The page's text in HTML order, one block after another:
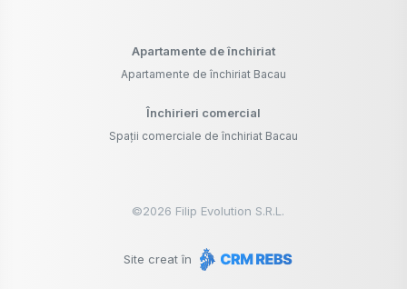
Apartamente de închiriat
Apartamente de închiriat Bacau
Închirieri comercial
Spații comerciale de închiriat Bacau
©2026 Filip Evolution S.R.L.
Site creat în